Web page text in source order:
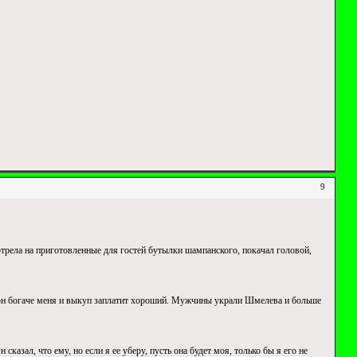
9
на приготовленные для гостей бутылки шампанского, покачал головой,
богаче меня и выкуп заплатит хороший. Мужчины украли Шмелева и больше
что ему, но если я ее уберу, пусть она будет моя, только бы я его не